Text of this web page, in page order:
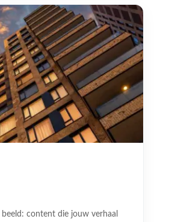
content die jouw verhaal